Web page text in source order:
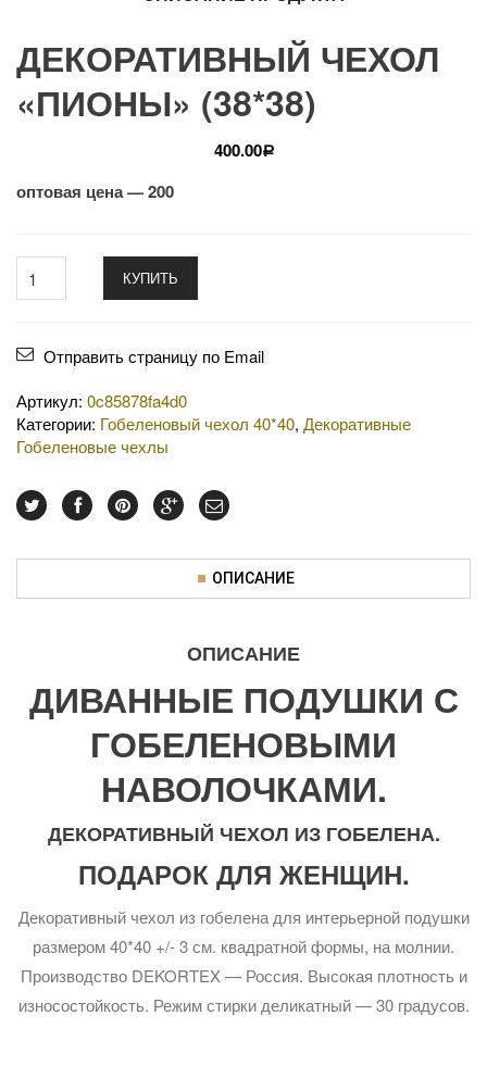
ДЕКОРАТИВНЫЙ ЧЕХОЛ
«ПИОНЫ» (38*38)
400.00Р
оптовая цена — 200
КУПИТЬ
Отправить страницу по Email
Артикул: 0c85878fa4d0
Категории: Гобеленовый чехол 40*40, Декоративные
Гобеленовые чехлы
ОПИСАНИЕ
ОПИСАНИЕ
ДИВАННЫЕ ПОДУШКИ С
ГОБЕЛЕНОВЫМИ
НАВОЛОЧКАМИ.
ДЕКОРАТИВНЫЙ ЧЕХОЛ ИЗ ГОБЕЛЕНА.
ПОДАРОК ДЛЯ ЖЕНЩИН.
Декоративный чехол из гобелена для интерьерной подушки
размером 40*40 +/- 3 см. квадратной формы, на молнии.
Производство DEKORTEX — Россия. Высокая плотность и
износостойкость. Режим стирки деликатный — 30 градусов.